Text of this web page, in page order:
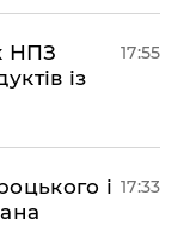
НПЗ
із
17:55
і 17:33